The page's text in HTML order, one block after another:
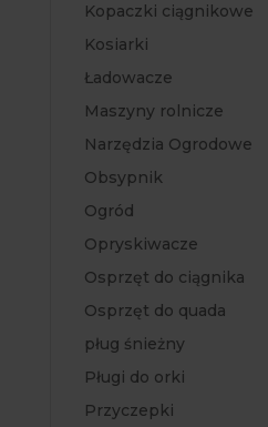
Kopaczki ciągnikowe
Kosiarki
Ładowacze
Maszyny rolnicze
Narzędzia Ogrodowe
Obsypnik
Ogród
Opryskiwacze
Osprzęt do ciągnika
Osprzęt do quada
pług śnieżny
Pługi do orki
Przyczepki